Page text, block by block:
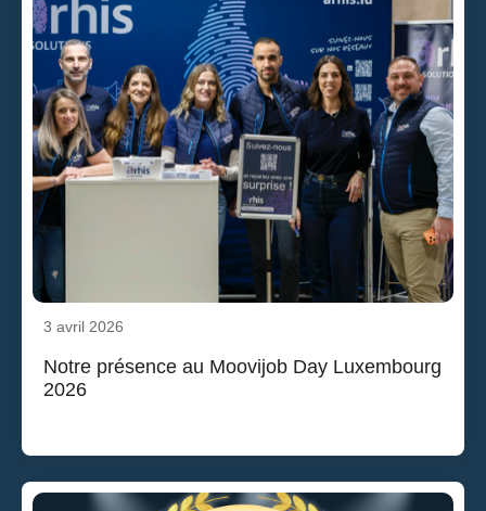
3 avril 2026
Notre présence au Moovijob Day Luxembourg
2026